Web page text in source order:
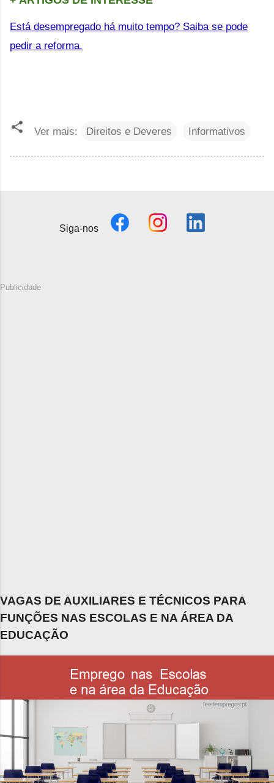
Está desempregado há muito tempo? Saiba se pode
pedir a reforma.
Ver mais: Direitos e Deveres Informativos
Siga-nos
Publicidade
VAGAS DE AUXILIARES E TÉCNICOS PARA
FUNÇÕES NAS ESCOLAS E NA ÁREA DA
EDUCAÇÃO